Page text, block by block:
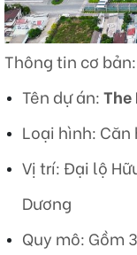
Thông tin cơ bản:
Tên dự án:The
Loại hình: Căn
Vị trí: Đại lộ
Dương
Quy mô: Gồm